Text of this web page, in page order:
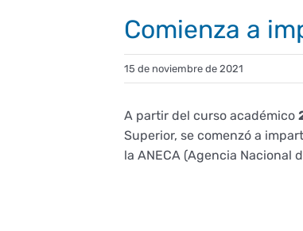
Comienza a
15 de noviembre de 2021
A partir del curso académico
Superior, se comenzó a
la ANECA (Agencia Nacional